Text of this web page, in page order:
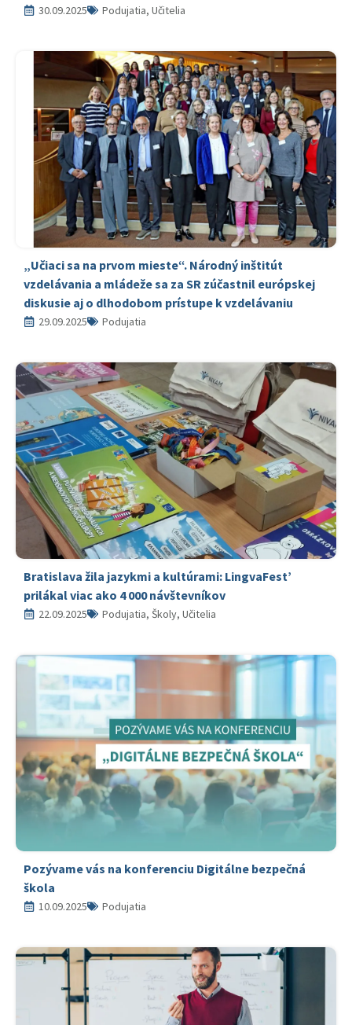
30.09.2025 Podujatia, Učitelia
„Učiaci sa na prvom mieste“. Národný inštitút
vzdelávania a mládeže sa za SR zúčastnil európskej
diskusie aj o dlhodobom prístupe k vzdelávaniu
29.09.2025 Podujatia
Bratislava žila jazykmi a kultúrami: LingvaFest’
prilákal viac ako 4 000 návštevníkov
22.09.2025 Podujatia, Školy, Učitelia
Pozývame vás na konferenciu Digitálne bezpečná
škola
10.09.2025 Podujatia